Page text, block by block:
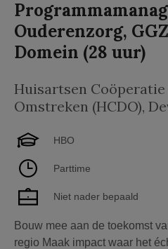
Ouderenzorg,
Domein (28 uur)
Huisartsen
Omstreken (HCDO),
HBO
Parttime
Niet nader bepaald
Bouw mee aan de toekomst
regio Maak impact waar het